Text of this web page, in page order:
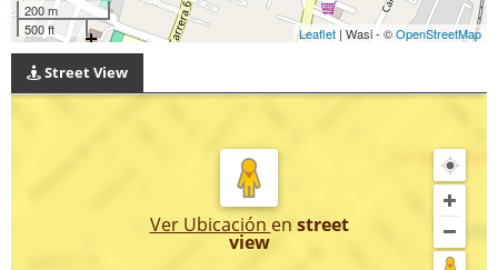
200 m
500 ft
Leaflet | Wasi - ©OpenStreetMap
Street View
Ver Ubicación en street
view